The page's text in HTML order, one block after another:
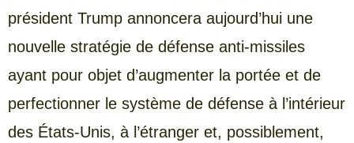
président Trump annoncera aujourd’hui une
nouvelle stratégie de défense anti-missiles
ayant pour objet d’augmenter la portée et de
perfectionner le système de défense à l’intérieur
des États-Unis, à l’étranger et, possiblement,